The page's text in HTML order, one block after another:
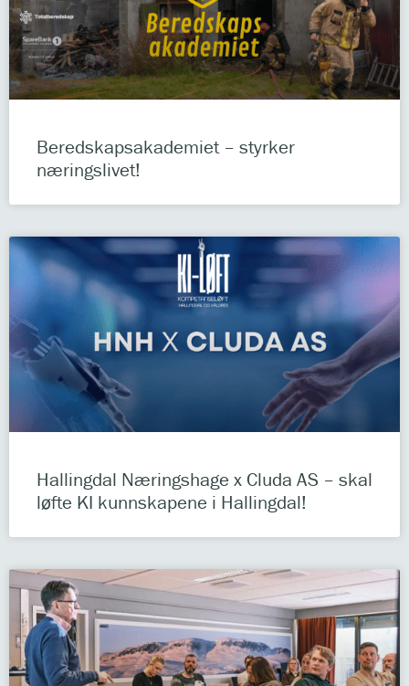
Beredskapsakademiet – styrker
næringslivet!
Hallingdal Næringshage x Cluda AS – skal
løfte KI kunnskapene i Hallingdal!